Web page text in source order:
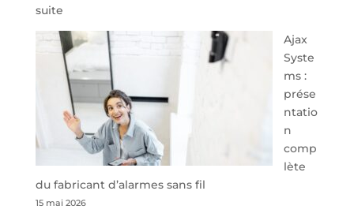
suite:
À
40
minutes
de
Namur,
Steveny
Park
redessine
de
parking
Ajax
Syste
ms :
prése
ntatio
n
comp
lète
du fabricant d’alarmes sans fil
15 mai 2026